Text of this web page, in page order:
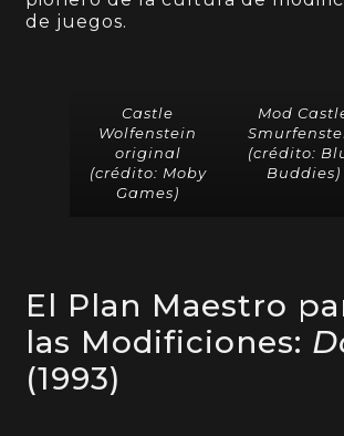
de juegos.
Castle
Wolfenstein
original
(crédito: Moby
Games)
Mod
(crédito:
Buddies)
El Plan Maestro
las Modificiones:
(1993)